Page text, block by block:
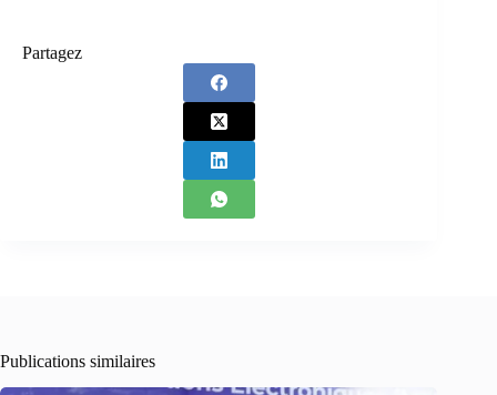
Partagez
Publications similaires